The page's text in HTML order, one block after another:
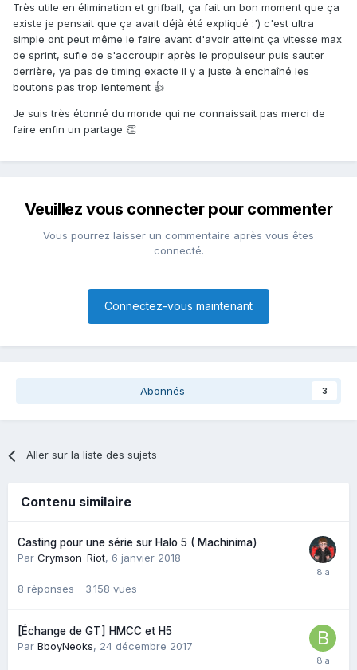
Très utile en élimination et grifball, ça fait un bon moment que ça
existe je pensait que ça avait déjà été expliqué :') c'est ultra
simple ont peut même le faire avant d'avoir atteint ça vitesse max
de sprint, sufie de s'accroupir après le propulseur puis sauter
derrière, ya pas de timing exacte il y a juste à enchaîné les
boutons pas trop lentement 👍
Je suis très étonné du monde qui ne connaissait pas merci de
faire enfin un partage 👏
Veuillez vous connecter pour commenter
Vous pourrez laisser un commentaire après vous êtes
connecté.
Connectez-vous maintenant
Abonnés 3
Aller sur la liste des sujets
Contenu similaire
Casting pour une série sur Halo 5 ( Machinima)
Par Crymson_Riot, 6 janvier 2018
8 réponses 3 158 vues
[Échange de GT] HMCC et H5
Par BboyNeoks, 24 décembre 2017